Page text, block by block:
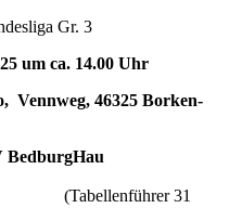
Gr. 3
um ca. 14.00 Uhr
Vennweg, 46325 Borken-
– SV BedburgHau
(Tabellenführer 31